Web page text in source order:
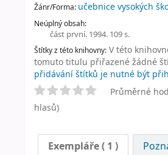
Žánr/Forma: učebnice vysokých
Neúplný obsah:
část první. 1994. 109 s.
Štítky z této knihovny: V této
tomuto titulu přiřazené žádné
přidávání štítků je nutné být
Průměrné
hlasů)
Exempláře( 1 )